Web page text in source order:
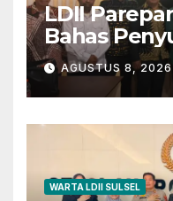
LDII
Bahas
untuk
AGUSTUS 8, 2026
WARTA LDII SULSEL